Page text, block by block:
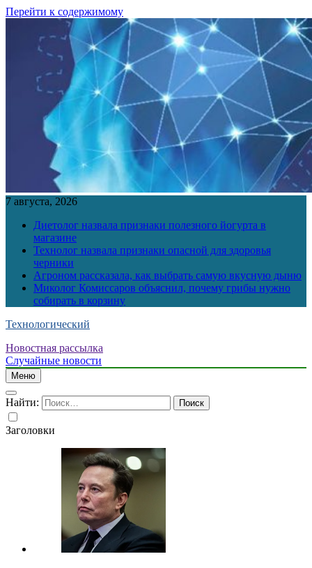
Перейти к содержимому
7 августа, 2026
Диетолог назвала признаки полезного йогурта в
магазине
Технолог назвала признаки опасной для здоровья
черники
Агроном рассказала, как выбрать самую вкусную дыню
Миколог Комиссаров объяснил, почему грибы нужно
собирать в корзину
Технологический
Новостная рассылка
Случайные новости
Меню
Найти:
Заголовки